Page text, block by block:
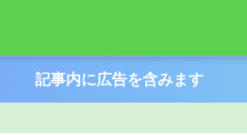
記事内に広告を含みます